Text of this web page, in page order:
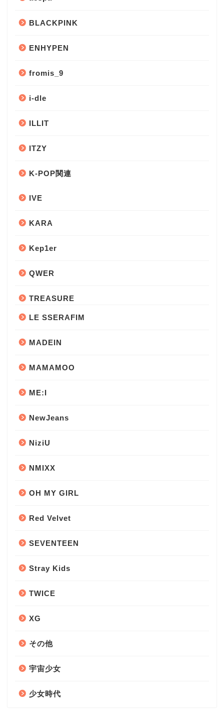
BLACKPINK
ENHYPEN
fromis_9
i-dle
ILLIT
ITZY
K-POP関連
IVE
KARA
Kep1er
QWER
TREASURE
LE SSERAFIM
MADEIN
MAMAMOO
ME:I
NewJeans
NiziU
NMIXX
OH MY GIRL
Red Velvet
SEVENTEEN
Stray Kids
TWICE
XG
その他
宇宙少女
少女時代